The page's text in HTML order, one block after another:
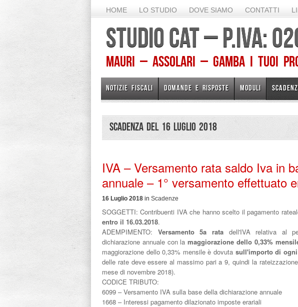
HOME LO STUDIO DOVE SIAMO CONTATTI
STUDIO CAT – P.IVA:
Mauri – Assolari – Gamba I TUOI
NOTIZIE FISCALI DOMANDE E RISPOSTE MODULI
Scadenza del 16 Luglio 2018
IVA – Versamento rata saldo Iva in
annuale – 1° versamento effettuato
16 Luglio 2018 in Scadenze
SOGGETTI: Contribuenti IVA che hanno scelto il pagamento
entro il 16.03.2018.
ADEMPIMENTO: Versamento 5a ratadell'IVA relativa al
dichiarazione annuale con lamaggiorazione dello 0,33%
maggiorazione dello 0,33% mensile è dovuta sull'importo di
delle rate deve essere al massimo pari a 9, quindi la
mese di novembre 2018).
CODICE TRIBUTO:
6099 – Versamento IVA sulla base della dichiarazione annuale
1668 – Interessi pagamento dilazionato imposte erariali